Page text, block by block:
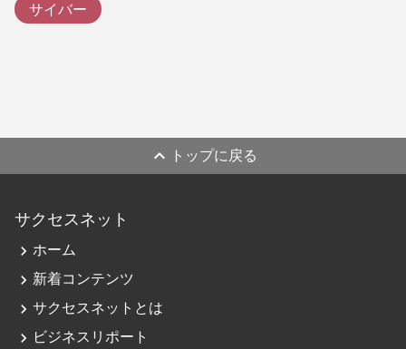
サイバー
expand_less トップに戻る
サクセスネット
navigate_next ホーム
navigate_next 新着コンテンツ
navigate_next サクセスネットとは
navigate_next ビジネスリポート